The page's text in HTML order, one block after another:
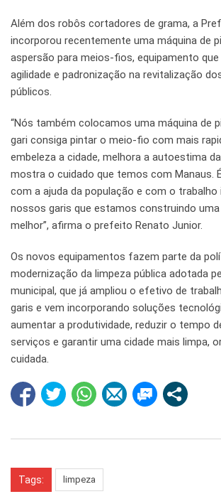
Além dos robôs cortadores de grama, a
incorporou recentemente uma máquina de
aspersão para meios-fios, equipamento
agilidade e padronização na revitalização
públicos.
“Nós também colocamos uma máquina de
gari consiga pintar o meio-fio com mais
embeleza a cidade, melhora a autoestima
mostra o cuidado que temos com Manaus.
com a ajuda da população e com o trabalho
nossos garis que estamos construindo uma
melhor”, afirma o prefeito Renato Junior.
Os novos equipamentos fazem parte da
modernização da limpeza pública adotada
municipal, que já ampliou o efetivo de
garis e vem incorporando soluções
aumentar a produtividade, reduzir o tempo
serviços e garantir uma cidade mais limpa,
cuidada.
Tags: limpeza